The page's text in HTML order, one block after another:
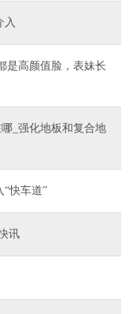
入
是高颜值脸，表妹长
_强化地板和复合地
商驶入“快车道”
讯